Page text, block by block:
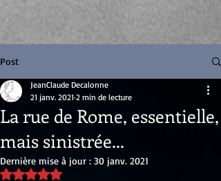
Post
La rue de Rome, essentielle,
mais sinistrée...
JeanClaude Decalonne
21 janv. 2021 2 min de lecture
Dernière mise à jour : 30 janv. 2021
Noté NaN étoiles sur 5.